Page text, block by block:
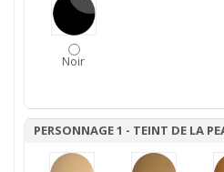
Noir
PERSONNAGE 1 - TEINT DE LA